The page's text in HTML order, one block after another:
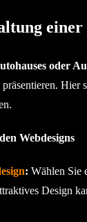
oder
Webdesigns
: Wählen Sie
Design